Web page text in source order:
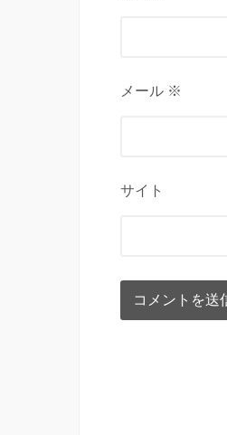
メール ※
サイト